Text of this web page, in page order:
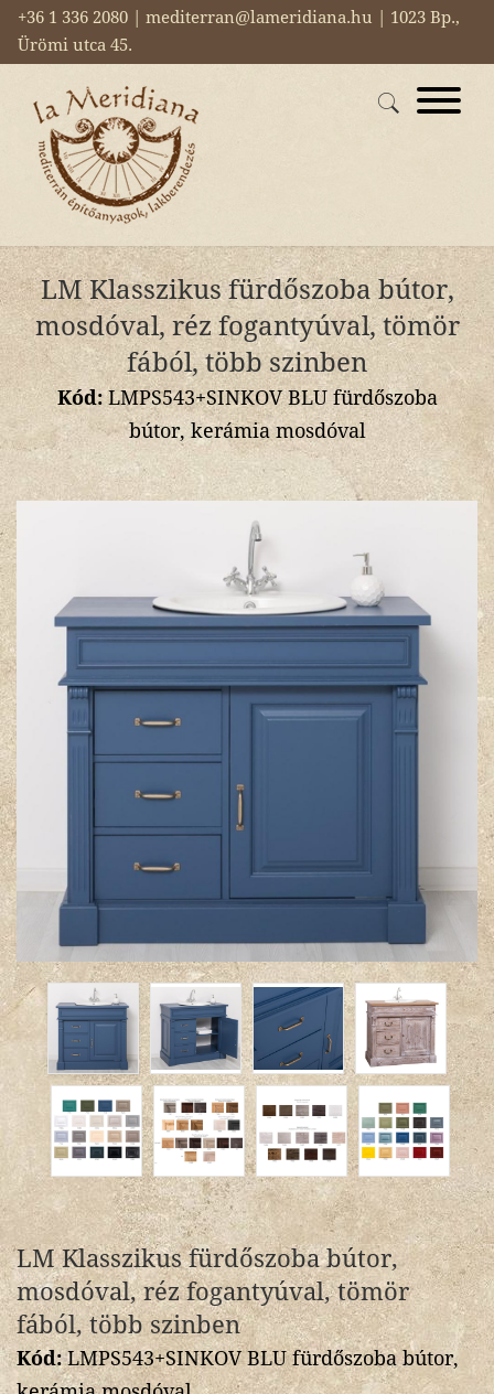
+36 1 336 2080 | mediterran@lameridiana.hu | 1023 Bp.,
Ürömi utca 45.
LM Klasszikus fürdőszoba bútor,
mosdóval, réz fogantyúval, tömör
fából, több szinben
Kód:LMPS543+SINKOV BLU fürdőszoba
bútor, kerámia mosdóval
LM Klasszikus fürdőszoba bútor,
mosdóval, réz fogantyúval, tömör
fából, több szinben
Kód:LMPS543+SINKOV BLU fürdőszoba bútor,